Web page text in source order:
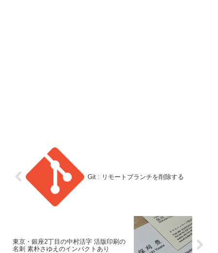
Git : リモートブランチを削除する
東京・銀座2丁目の中村活字 活版印刷の
名刺 素朴さゆえのインパクトあり